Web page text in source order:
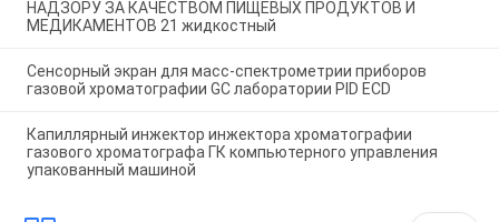
НАДЗОРУ ЗА КАЧЕСТВОМ ПИЩЕВЫХ ПРОДУКТОВ И
МЕДИКАМЕНТОВ 21 жидкостный
Сенсорный экран для масс-спектрометрии приборов
газовой хроматографии GC лаборатории PID ECD
Капиллярный инжектор инжектора хроматографии
газового хроматографа ГК компьютерного управления
упакованный машиной